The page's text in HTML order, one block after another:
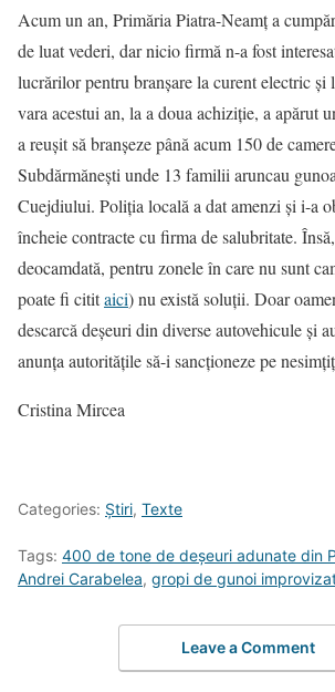
Acum un an, Primăria Piatra-Neamț a
de luat vederi, dar nicio firmă n-a fost
lucrărilor pentru branșare la curent electric
vara acestui an, la a doua achiziție, a apărut
a reușit să branșeze până acum 150 de
Subdărmănești unde 13 familii aruncau
Cuejdiului. Poliția locală a dat amenzi și i-a
încheie contracte cu firma de salubritate.
deocamdată, pentru zonele în care nu sunt
poate fi cititaici) nu există soluții. Doar
descarcă deșeuri din diverse autovehicule și
anunța autoritățile să-i sancționeze pe
Cristina Mircea
Categories: Știri, Texte
Tags: 400 de tone de deșeuri adunate din
Andrei Carabelea, gropi de gunoi
Leave a Comment